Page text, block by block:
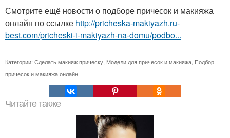
Смотрите ещё новости о подборе причесок и макияжа
онлайн по ссылке http://pricheska-makiyazh.ru-
best.com/pricheski-i-makiyazh-na-domu/podbo...
Категории: Сделать макияж прическу, Модели для причесок и макияжа, Подбор
причесок и макияжа онлайн
Читайте также